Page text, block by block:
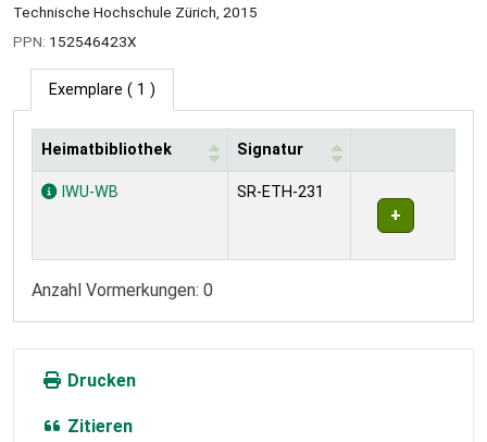
Technische Hochschule Zürich, 2015
PPN: 152546423X
Exemplare ( 1 )
Exemplare
Heimatbibliothek Signatur
IWU-WB SR-ETH-231
Anzahl Vormerkungen: 0
Drucken
Zitieren